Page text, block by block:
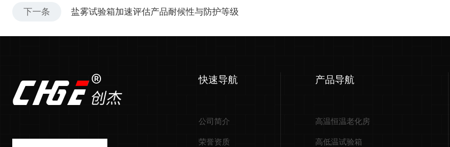
下一条 盐雾试验箱加速评估产品耐候性与防护等级
快速导航
公司简介
荣誉资质
产品导航
高温恒温老化房
高低温试验箱